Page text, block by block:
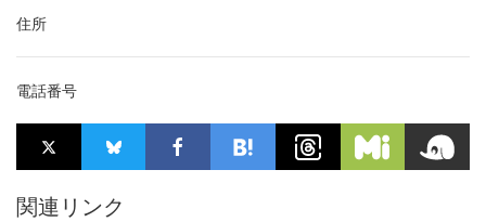
住所
電話番号
関連リンク